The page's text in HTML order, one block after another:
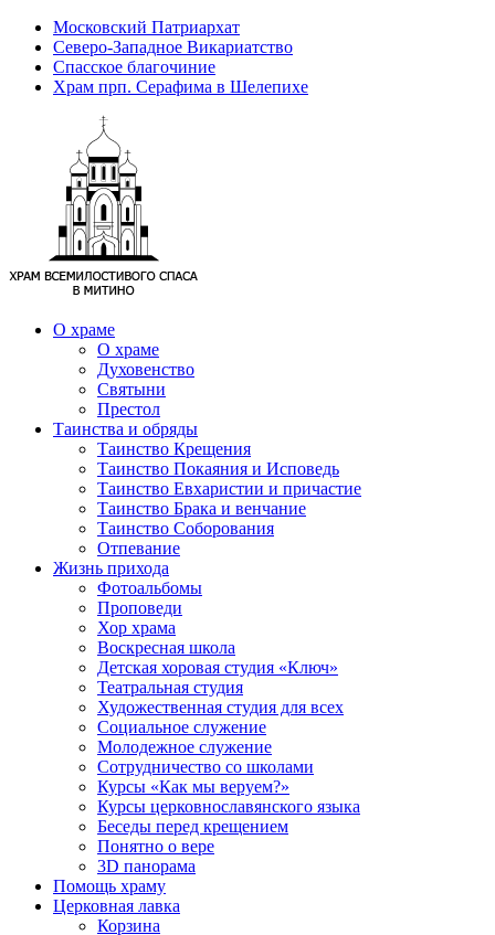
Московский Патриархат
Северо-Западное Викариатство
Спасское благочиние
Храм прп. Серафима в Шелепихе
О храме
О храме
Духовенство
Святыни
Престол
Таинства и обряды
Таинство Крещения
Таинство Покаяния и Исповедь
Таинство Евхаристии и причастие
Таинство Брака и венчание
Таинство Соборования
Отпевание
Жизнь прихода
Фотоальбомы
Проповеди
Хор храма
Воскресная школа
Детская хоровая студия «Ключ»
Театральная студия
Х​удожественная студия для всех
Социальное служение
Молодежное служение
Сотрудничество со школами
Курсы «Как мы веруем?»
Курсы церковнославянского языка
Беседы перед крещением
Понятно о вере
3D панорама
Помощь храму
Церковная лавка
Корзина